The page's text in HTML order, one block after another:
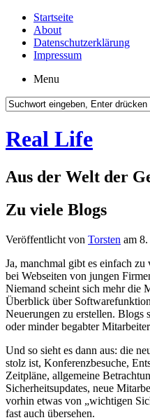
Startseite
About
Datenschutzerklärung
Impressum
Menu
Real Life
Aus der Welt der
Zu viele Blogs
Veröffentlicht von Torsten am
Ja, manchmal gibt es einfach
bei Webseiten von jungen
Niemand scheint sich mehr die
Überblick über
Neuerungen zu erstellen. Blogs
oder minder begabter
Und so sieht es dann aus: die
stolz ist, Konferenzbesuche,
Zeitpläne, allgemeine
Sicherheitsupdates, neue
vorhin etwas von „wichtigen
fast auch übersehen.